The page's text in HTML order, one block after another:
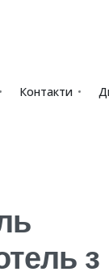
Контакти
з